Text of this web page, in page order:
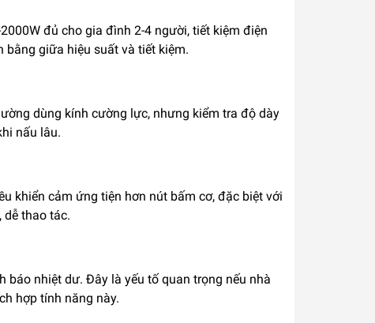
đủ cho gia đình 2-4 người, tiết kiệm điện
bằng giữa hiệu suất và tiết kiệm.
dùng kính cường lực, nhưng kiểm tra độ dày
nấu lâu.
khiển cảm ứng tiện hơn nút bấm cơ, đặc biệt với
dễ thao tác.
báo nhiệt dư. Đây là yếu tố quan trọng nếu nhà
hợp tính năng này.